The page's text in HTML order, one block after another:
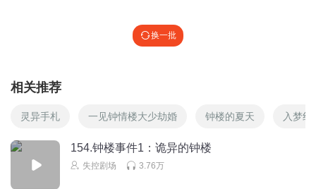
换一批
相关推荐
灵异手札 一见钟情楼大少劫婚 钟楼的夏天 入梦红
154.钟楼事件1：诡异的钟楼
失控剧场 3.76万